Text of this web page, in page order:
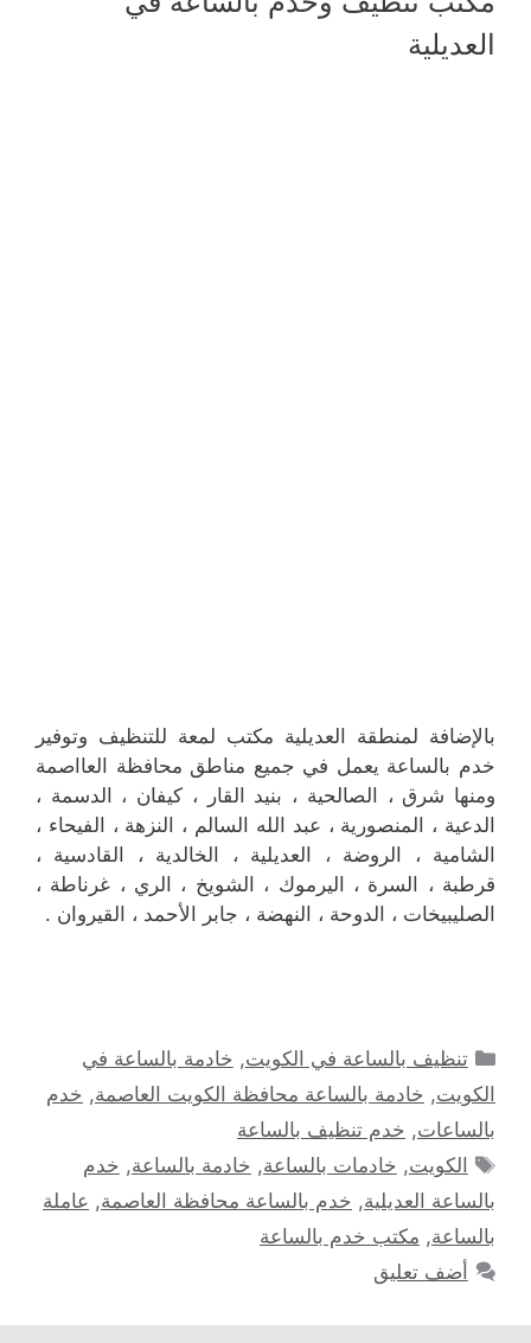
العديلية
بالإضافة لمنطقة العديلية مكتب لمعة للتنظيف وتوفير
خدم بالساعة يعمل في جميع مناطق محافظة العااصمة
ومنها شرق ، الصالحية ، بنيد القار ، كيفان ، الدسمة ،
الدعية ، المنصورية ، عبد الله السالم ، النزهة ، الفيحاء ،
الشامية ، الروضة ، العديلية ، الخالدية ، القادسية ،
قرطبة ، السرة ، اليرموك ، الشويخ ، الري ، غرناطة ،
الصليبيخات ، الدوحة ، النهضة ، جابر الأحمد ، القيروان .
التصنيفات
تنظيف بالساعة في الكويت, خادمة بالساعة في
الكويت, خادمة بالساعة محافظة الكويت العاصمة, خدم
بالساعات, خدم تنظيف بالساعة
الوسوم
الكويت, خادمات بالساعة, خادمة بالساعة, خدم
بالساعة العديلية, خدم بالساعة محافظة العاصمة, عاملة
بالساعة, مكتب خدم بالساعة
أضف تعليق